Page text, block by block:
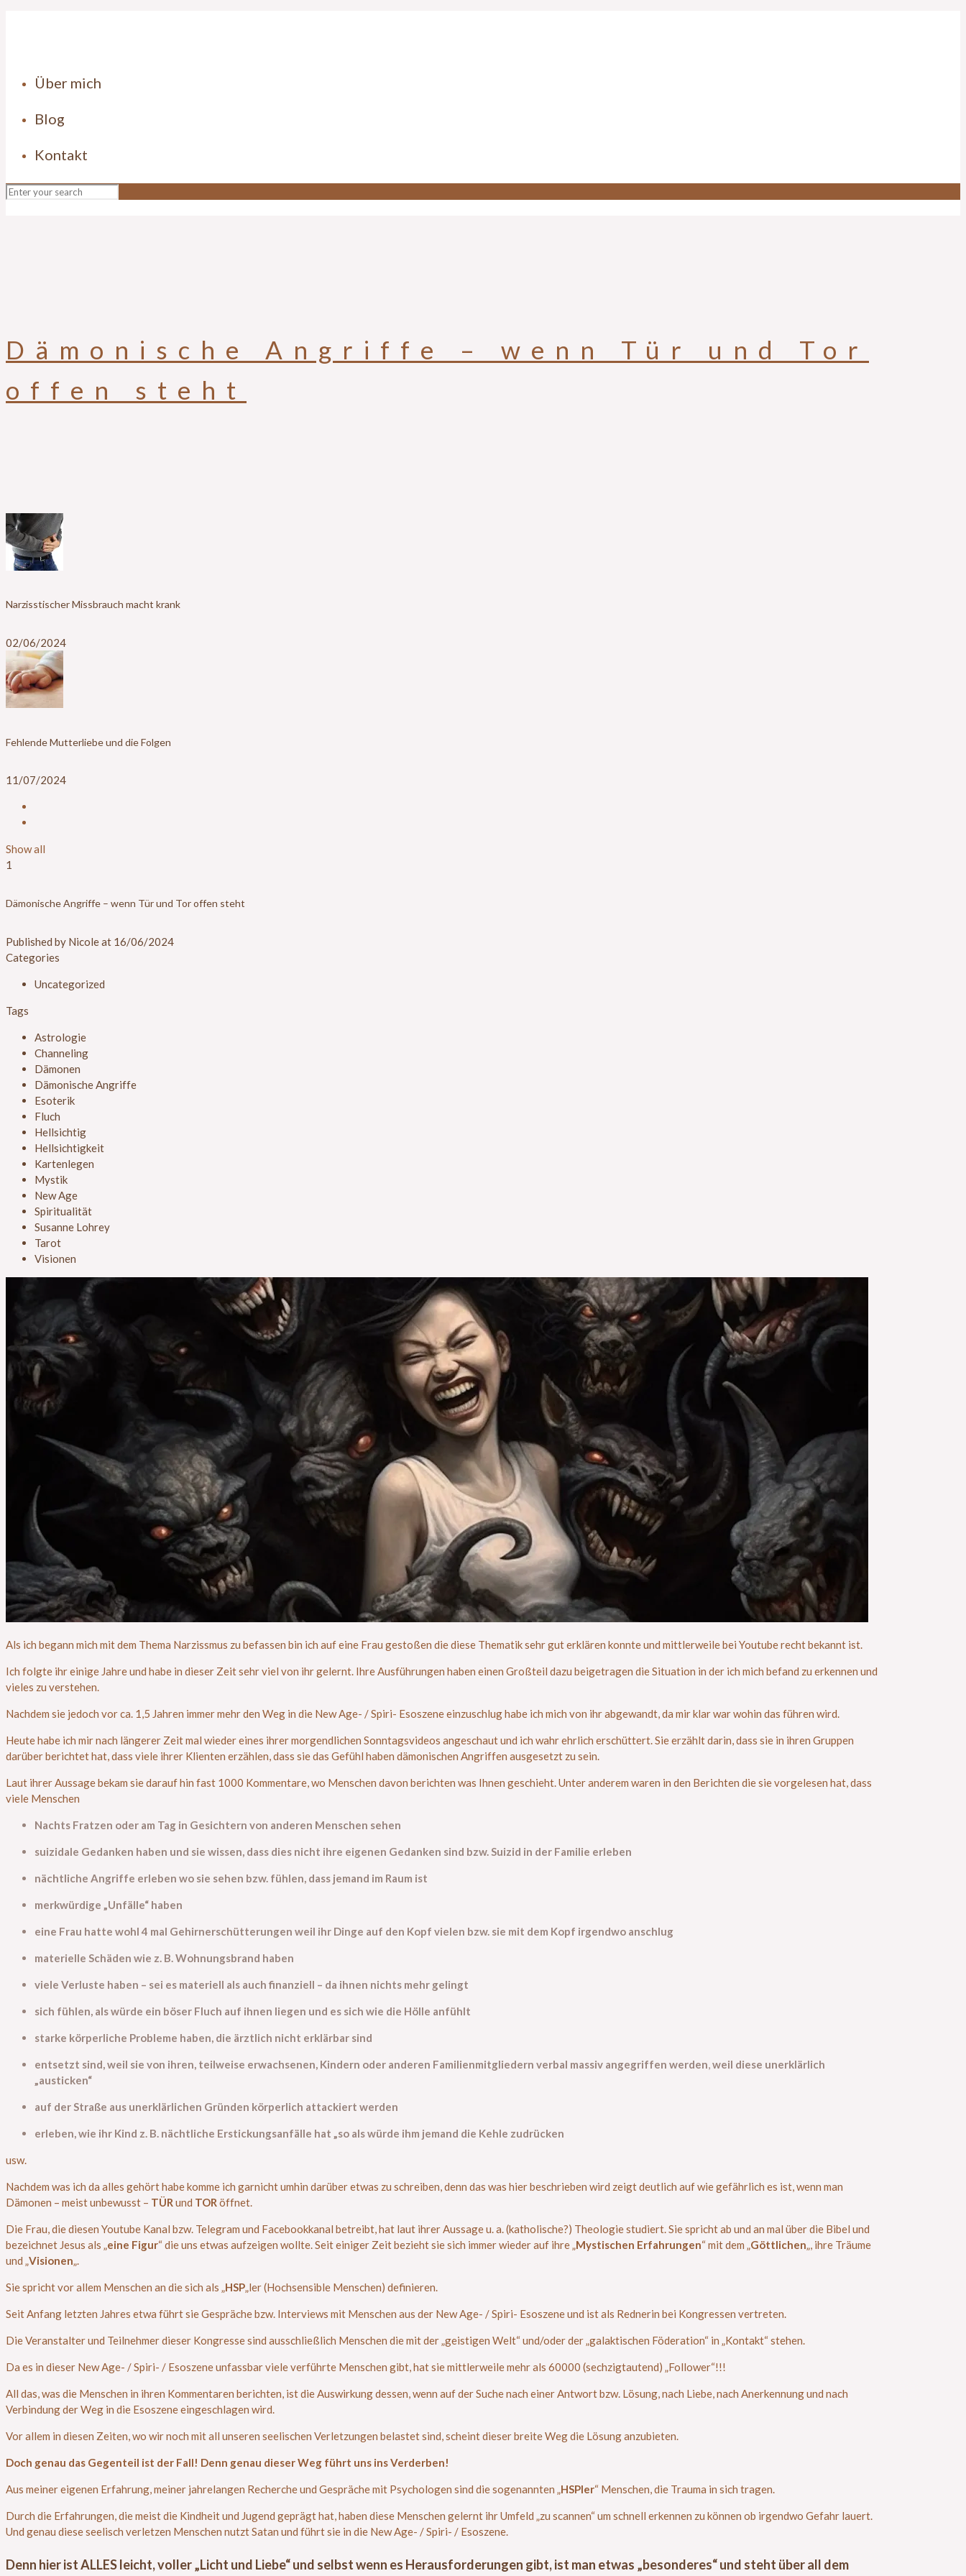
Über mich
Blog
Kontakt
Dämonische Angriffe – wenn Tür und Tor
offen steht
Narzisstischer Missbrauch macht krank
02/06/2024
Fehlende Mutterliebe und die Folgen
11/07/2024
Show all
1
Dämonische Angriffe – wenn Tür und Tor offen steht
Published by Nicoleat 16/06/2024
Categories
Uncategorized
Tags
Astrologie
Channeling
Dämonen
Dämonische Angriffe
Esoterik
Fluch
Hellsichtig
Hellsichtigkeit
Kartenlegen
Mystik
New Age
Spiritualität
Susanne Lohrey
Tarot
Visionen
Als ich begann mich mit dem Thema Narzissmus zu befassen bin ich auf eine Frau gestoßen die diese Thematik sehr gut erklären konnte und mittlerweile bei Youtube recht bekannt ist.
Ich folgte ihr einige Jahre und habe in dieser Zeit sehr viel von ihr gelernt. Ihre Ausführungen haben einen Großteil dazu beigetragen die Situation in der ich mich befand zu erkennen und
vieles zu verstehen.
Nachdem sie jedoch vor ca. 1,5 Jahren immer mehr den Weg in die New Age- / Spiri- Esoszene einzuschlug habe ich mich von ihr abgewandt, da mir klar war wohin das führen wird.
Heute habe ich mir nach längerer Zeit mal wieder eines ihrer morgendlichen Sonntagsvideos angeschaut und ich wahr ehrlich erschüttert. Sie erzählt darin, dass sie in ihren Gruppen
darüber berichtet hat, dass viele ihrer Klienten erzählen, dass sie das Gefühl haben dämonischen Angriffen ausgesetzt zu sein.
Laut ihrer Aussage bekam sie darauf hin fast 1000 Kommentare, wo Menschen davon berichten was Ihnen geschieht. Unter anderem waren in den Berichten die sie vorgelesen hat, dass
viele Menschen
Nachts Fratzen oder am Tag in Gesichtern von anderen Menschen sehen
suizidale Gedanken haben und sie wissen, dass dies nicht ihre eigenen Gedanken sind bzw. Suizid in der Familie erleben
nächtliche Angriffe erleben wo sie sehen bzw. fühlen, dass jemand im Raum ist
merkwürdige „Unfälle“ haben
eine Frau hatte wohl 4 mal Gehirnerschütterungen weil ihr Dinge auf den Kopf vielen bzw. sie mit dem Kopf irgendwo anschlug
materielle Schäden wie z. B. Wohnungsbrand haben
viele Verluste haben – sei es materiell als auch finanziell – da ihnen nichts mehr gelingt
sich fühlen, als würde ein böser Fluch auf ihnen liegen und es sich wie die Hölle anfühlt
starke körperliche Probleme haben, die ärztlich nicht erklärbar sind
entsetzt sind, weil sie von ihren, teilweise erwachsenen, Kindern oder anderen Familienmitgliedern verbal massiv angegriffen werden weil diese unerklärlich
„austicken“
auf der Straße aus unerklärlichen Gründen körperlich attackiert werden
erleben, wie ihr Kind z. B. nächtliche Erstickungsanfälle hat „so als würde ihm jemand die Kehle zudrücken
usw.
Nachdem was ich da alles gehört habe komme ich garnicht umhin darüber etwas zu schreiben, denn das was hier beschrieben wird zeigt deutlich auf wie gefährlich es ist, wenn man
Dämonen – meist unbewusst – TÜR und TOR öffnet.
Die Frau, die diesen Youtube Kanal bzw. Telegram und Facebookkanal betreibt, hat laut ihrer Aussage u. a. (katholische?) Theologie studiert. Sie spricht ab und an mal über die Bibel und
bezeichnet Jesus als „ eine Figur“ die uns etwas aufzeigen wollte. Seit einiger Zeit bezieht sie sich immer wieder auf ihre „ Mystischen Erfahrungen“ mit dem „ Göttlichen „, ihre Träume
und „ Visionen
Sie spricht vor allem Menschen an die sich als „ HSP „ler (Hochsensible Menschen) definieren.
Seit Anfang letzten Jahres etwa führt sie Gespräche bzw. Interviews mit Menschen aus der New Age- / Spiri- Esoszene und ist als Rednerin bei Kongressen vertreten.
Die Veranstalter und Teilnehmer dieser Kongresse sind ausschließlich Menschen die mit der „geistigen Welt“ und/oder der „galaktischen Föderation“ in „Kontakt“ stehen.
Da es in dieser New Age- / Spiri- / Esoszene unfassbar viele verführte Menschen gibt, hat sie mittlerweile mehr als 60000 (sechzigtautend) „Follower“!!!
All das, was die Menschen in ihren Kommentaren berichten, ist die Auswirkung dessen, wenn auf der Suche nach einer Antwort bzw. Lösung, nach Liebe, nach Anerkennung und nach
Verbindung der Weg in die Esoszene eingeschlagen wird.
Vor allem in diesen Zeiten, wo wir noch mit all unseren seelischen Verletzungen belastet sind, scheint dieser breite Weg die Lösung anzubieten.
Doch genau das Gegenteil ist der Fall! Denn genau dieser Weg führt uns ins Verderben!
Aus meiner eigenen Erfahrung, meiner jahrelangen Recherche und Gespräche mit Psychologen sind die sogenannten „ HSPler“ Menschen, die Trauma in sich tragen.
Durch die Erfahrungen, die meist die Kindheit und Jugend geprägt hat, haben diese Menschen gelernt ihr Umfeld „zu scannen“ um schnell erkennen zu können ob irgendwo Gefahr lauert.
Und genau diese seelisch verletzen Menschen nutzt Satan und führt sie in die New Age- / Spiri- / Esoszene.
Denn hier ist ALLES leicht, voller „Licht und Liebe“und selbst wenn es Herausforderungen gibt, ist man etwas „besonderes“ und steht über all dem